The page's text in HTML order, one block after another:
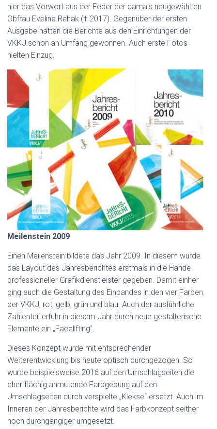
hier das Vorwort aus der Feder der damals neugewählten
Obfrau Eveline Rehak († 2017). Gegenüber der ersten
Ausgabe hatten die Berichte aus den Einrichtungen der
VKKJ schon an Umfang gewonnen. Auch erste Fotos
hielten Einzug.
Meilenstein 2009
Einen Meilenstein bildete das Jahr 2009. In diesem wurde
das Layout des Jahresberichtes erstmals in die Hände
professioneller Grafikdienstleister gegeben. Damit einher
ging auch die Gestaltung des Einbandes in den vier Farben
der VKKJ, rot, gelb, grün und blau. Auch der ausführliche
Zahlenteil erfuhr in diesem Jahr durch neue gestalterische
Elemente ein „Facelifting“.
Dieses Konzept wurde mit entsprechender
Weiterentwicklung bis heute optisch durchgezogen. So
wurde beispielsweise 2016 auf den Umschlagseiten die
eher flächig anmutende Farbgebung auf den
Umschlagseiten durch verspielte „Klekse“ ersetzt. Auch im
Inneren der Jahresberichte wird das Farbkonzept seither
noch durchgängiger umgesetzt.